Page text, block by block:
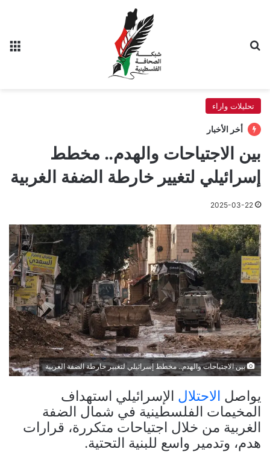
تحليلات واراء
أخر الأخبار
بين الاجتياحات والهدم.. مخطط
إسرائيلي لتغيير خارطة الضفة الغربية
2025-03-22
بين الاجتياحات والهدم.. مخطط إسرائيلي لتغيير خارطة الضفة الغربية
يواصل الاحتلال الإسرائيلي استهداف
المخيمات الفلسطينية في شمال الضفة
الغربية من خلال اجتياحات متكررة، قرارات
هدم، وتدمير واسع للبنية التحتية.